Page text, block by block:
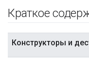
Краткое
Конструкторы и